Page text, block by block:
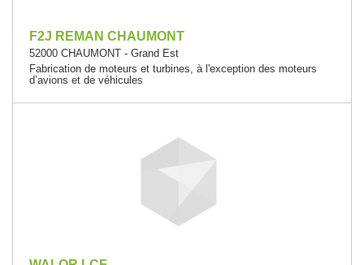
F2J REMAN CHAUMONT
52000 CHAUMONT - Grand Est
Fabrication de moteurs et turbines, à l'exception des moteurs
d’avions et de véhicules